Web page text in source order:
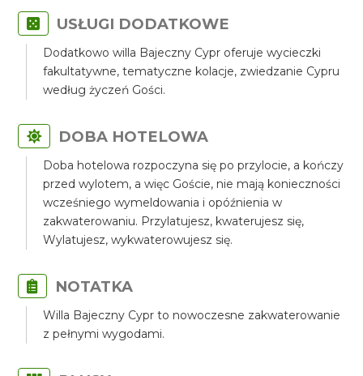
USŁUGI DODATKOWE
Dodatkowo willa Bajeczny Cypr oferuje wycieczki
fakultatywne, tematyczne kolacje, zwiedzanie Cypru
według życzeń Gości.
DOBA HOTELOWA
Doba hotelowa rozpoczyna się po przylocie, a kończy
przed wylotem, a więc Goście, nie mają konieczności
wcześniego wymeldowania i opóźnienia w
zakwaterowaniu. Przylatujesz, kwaterujesz się,
Wylatujesz, wykwaterowujesz się.
NOTATKA
Willa Bajeczny Cypr to nowoczesne zakwaterowanie
z pełnymi wygodami.